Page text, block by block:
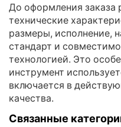
До оформления заказа
технические
размеры, исполнение,
стандарт и
технологией. Это
инструмент
включается в
качества.
Связанные